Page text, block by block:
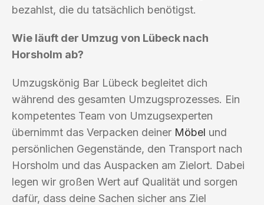
bezahlst, die du tatsächlich benötigst.
Wie läuft der Umzug von Lübeck nach
Horsholm ab?
Umzugskönig Bar Lübeck begleitet dich
während des gesamten Umzugsprozesses. Ein
kompetentes Team von Umzugsexperten
übernimmt das Verpacken deiner Möbel und
persönlichen Gegenstände, den Transport nach
Horsholm und das Auspacken am Zielort. Dabei
legen wir großen Wert auf Qualität und sorgen
dafür, dass deine Sachen sicher ans Ziel